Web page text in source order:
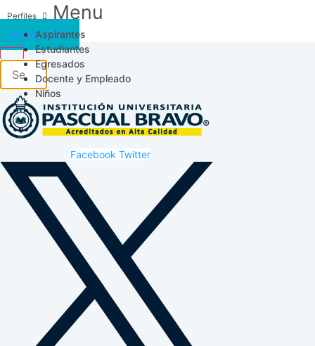
Menu
Aspirantes
Estudiantes
Egresados
Docente y Empleado
Niños
Acceso SICAU
Facebook Twitter